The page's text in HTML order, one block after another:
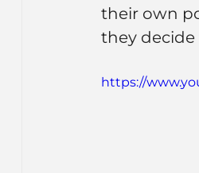
their own
they
https://